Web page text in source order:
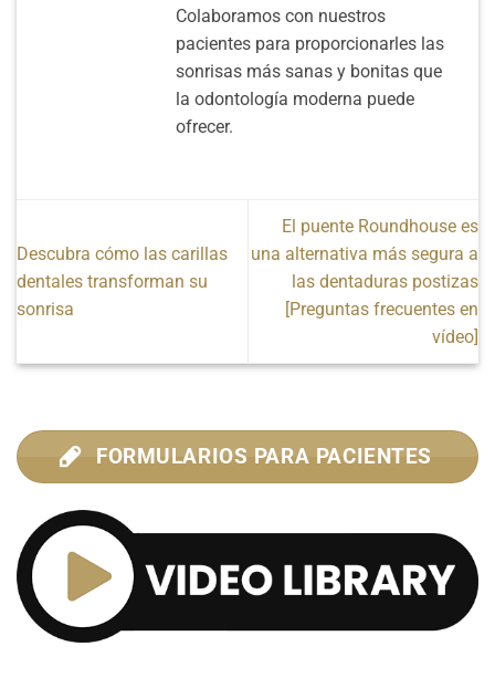
Colaboramos con nuestros
pacientes para proporcionarles las
sonrisas más sanas y bonitas que
la odontología moderna puede
ofrecer.
Descubra cómo las carillas
dentales transforman su
sonrisa
El puente Roundhouse es
una alternativa más segura a
las dentaduras postizas
[Preguntas frecuentes en
vídeo]
FORMULARIOS PARA PACIENTES